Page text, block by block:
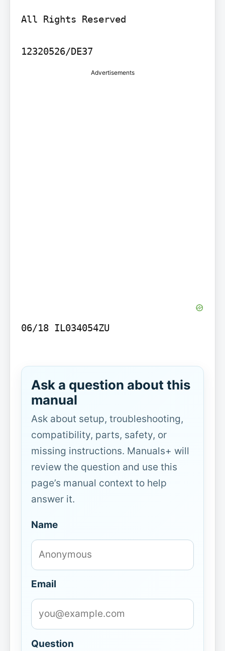
All Rights Reserved
Advertisements
06/18 IL034054ZU
Ask a question about this
manual
Ask about setup, troubleshooting,
compatibility, parts, safety, or
missing instructions. Manuals+ will
review the question and use this
page’s manual context to help
answer it.
Name
Email
Question